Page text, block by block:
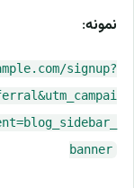
نمونه:
signup?
banner